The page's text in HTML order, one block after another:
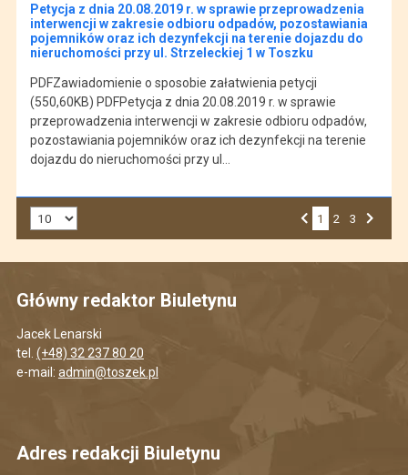
Petycja z dnia 20.08.2019 r. w sprawie przeprowadzenia
interwencji w zakresie odbioru odpadów, pozostawiania
pojemników oraz ich dezynfekcji na terenie dojazdu do
nieruchomości przy ul. Strzeleckiej 1 w Toszku
PDFZawiadomienie o sposobie załatwienia petycji
(550,60KB) PDFPetycja z dnia 20.08.2019 r. w sprawie
przeprowadzenia interwencji w zakresie odbioru odpadów,
pozostawiania pojemników oraz ich dezynfekcji na terenie
dojazdu do nieruchomości przy ul…
1 2 3
Główny redaktor Biuletynu
Jacek Lenarski
tel. (+48) 32 237 80 20
e-mail: admin@toszek.pl
Adres redakcji Biuletynu